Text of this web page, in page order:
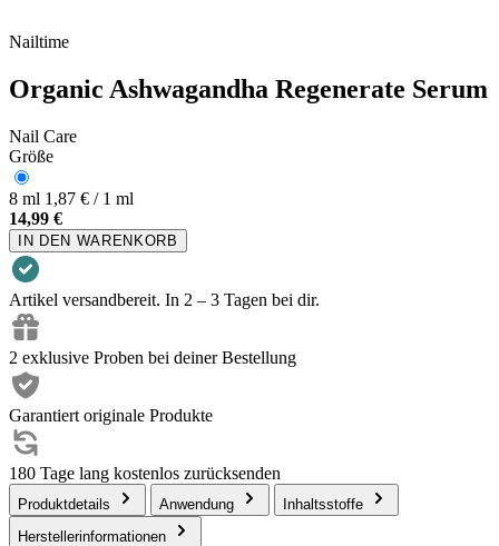
Nailtime
Organic Ashwagandha Regenerate Serum
Nail Care
Größe
8 ml 1,87 € / 1 ml
14,99 €
IN DEN WARENKORB
Artikel versandbereit. In 2 – 3 Tagen bei dir.
2 exklusive Proben bei deiner Bestellung
Garantiert originale Produkte
180 Tage lang kostenlos zurücksenden
Produktdetails Anwendung
Inhaltsstoffe
Herstellerinformationen